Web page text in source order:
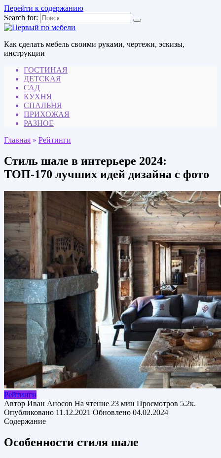
Перейти к содержанию
Search for:
Как сделать мебель своими руками, чертежи, эскизы,
инструкции
ГОСТИНАЯ
ДЕТСКАЯ
САД
КУХНЯ
СПАЛЬНЯ
ПРИХОЖАЯ
РАЗНОЕ
Главная » Рейтинги
Стиль шале в интерьере 2024:
ТОП-170 лучших идей дизайна с фото
Рейтинги
Автор Иван Аносов На чтение 23 мин Просмотров 5.2к.
Опубликовано 11.12.2021 Обновлено 04.02.2024
Содержание
Особенности стиля шале